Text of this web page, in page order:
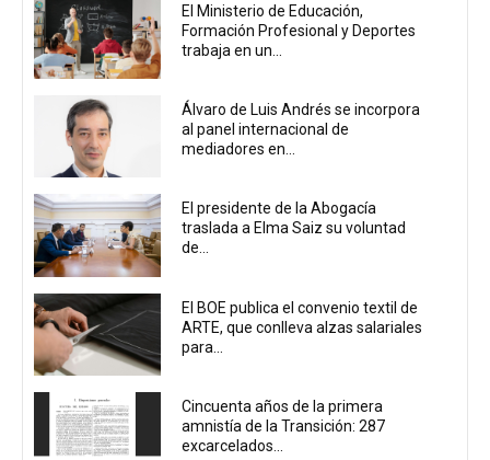
El Ministerio de Educación,
Formación Profesional y Deportes
trabaja en un...
Álvaro de Luis Andrés se incorpora
al panel internacional de
mediadores en...
El presidente de la Abogacía
traslada a Elma Saiz su voluntad
de...
El BOE publica el convenio textil de
ARTE, que conlleva alzas salariales
para...
Cincuenta años de la primera
amnistía de la Transición: 287
excarcelados...